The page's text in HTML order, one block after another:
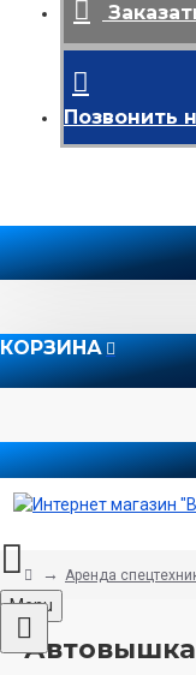
Позвонить
КОРЗИНА
Menu
Аренда